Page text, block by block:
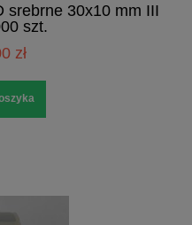
srebrne 30x10 mm III
szt.
zł